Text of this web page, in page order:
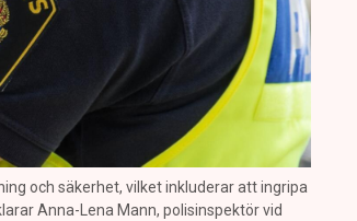
och säkerhet, vilket inkluderar att ingripa
Anna-Lena Mann, polisinspektör vid